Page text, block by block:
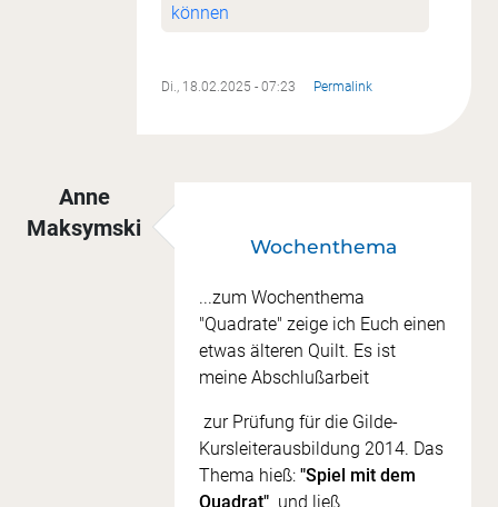
können
Di., 18.02.2025 - 07:23 Permalink
Anne
Maksymski
Wochenthema
...zum Wochenthema
"Quadrate" zeige ich Euch einen
etwas älteren Quilt. Es ist
meine Abschlußarbeit
zur Prüfung für die Gilde-
Kursleiterausbildung 2014. Das
Thema hieß: "Spiel mit dem
Quadrat" und ließ